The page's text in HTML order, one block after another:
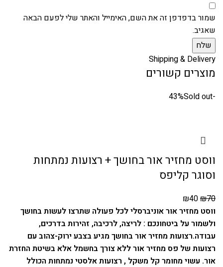
שמור בדפדפן זה את השם, האימייל והאתר שלי לפעם הבאה
שאגיב.
Shipping & Delivery
מוצרים קשורים
-43%
Sold out
ווסט מחזיר אור בחושך + רצועות נמתחות
וסוגר קליפס
₪70
₪40
ווסט מחזיר אור אוניברסלי לכל פעולה שתרצו לעשות בחושך
ולשמור על ביטחונכם : לריצה, לרכיבה, זהירות בדרכים,
עבודה.רצועות מחזיר אור בחושך מגיע בצבע ירוק-צהוב עם
רצועות של פס מחזיר אור ללא צורך בחשמל אלא בשיטת החזרת
אור. עשוי מחומר קל משקל , רצועות אלסטי נמתחות הכולל